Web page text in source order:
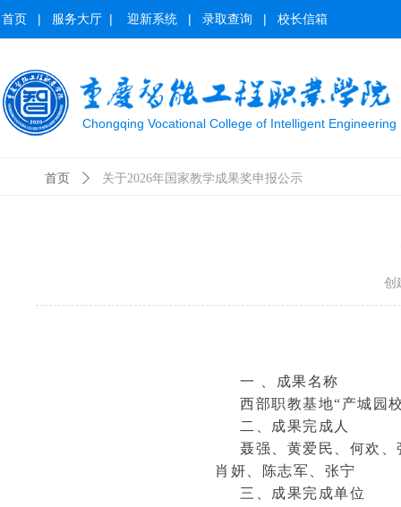
Chongqing Vocational College of Intelligent Engineering
首页 | 服务大厅 | 迎新系统 | 录取查询 | 校长信箱
一 、成果名称
西部职教基地“
二、成果完成人
聂强、黄爱民、何欢
肖妍、陈志军、张宁
三、成果完成单位
创
首页 ꄲ 关于2026年国家教学成果奖申报公示